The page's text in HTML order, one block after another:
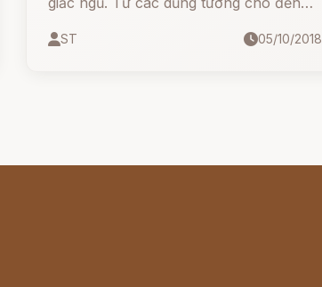
mệt. Tiếng ngáy vang lên râm ran trong
ST 05/10/2018